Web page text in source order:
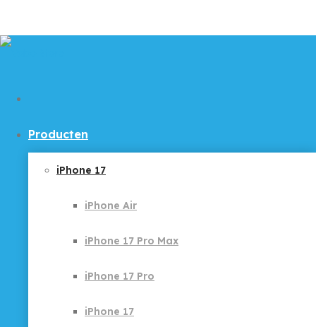
Producten
iPhone 17
iPhone Air
iPhone 17 Pro Max
iPhone 17 Pro
iPhone 17